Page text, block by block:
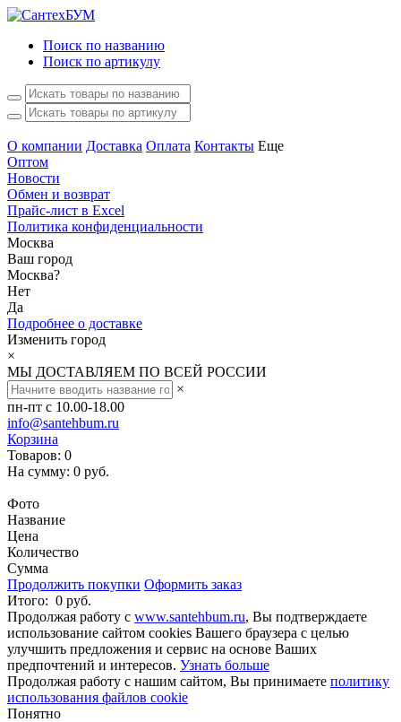
Поиск по названию
Поиск по артикулу
О компании Доставка Оплата Контакты Еще
Оптом
Новости
Обмен и возврат
Прайс-лист в Excel
Политика конфиденциальности
Москва
Ваш город
Москва?
Нет
Да
Подробнее о доставке
Изменить город
×
МЫ ДОСТАВЛЯЕМ ПО ВСЕЙ РОССИИ
×
пн-пт с 10.00-18.00
info@santehbum.ru
Корзина
Товаров: 0
На сумму: 0 руб.
Фото
Название
Цена
Количество
Сумма
Продолжить покупки Оформить заказ
Итого: 0 руб.
Продолжая работу с www.santehbum.ru, Вы подтверждаете
использование сайтом cookies Вашего браузера с целью
улучшить предложения и сервис на основе Ваших
предпочтений и интересов. Узнать больше
Продолжая работу с нашим сайтом, Вы принимаете политику
использования файлов cookie
Понятно